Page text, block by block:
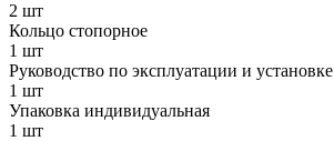
2 шт
Кольцо стопорное
1 шт
Руководство по эксплуатации и установке
1 шт
Упаковка индивидуальная
1 шт